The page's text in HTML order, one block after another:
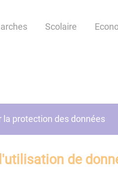
Scolaire
la protection des données
de